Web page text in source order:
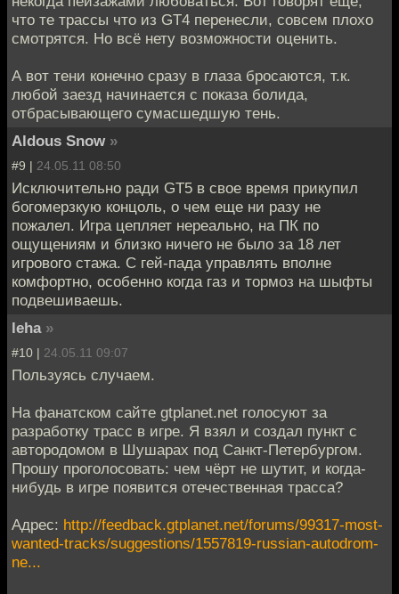
что те трассы что из GT4 перенесли, совсем плохо
смотрятся. Но всё нету возможности оценить.
А вот тени конечно сразу в глаза бросаются, т.к.
любой заезд начинается с показа болида,
отбрасывающего сумасшедшую тень.
Aldous Snow »
#9 | 24.05.11 08:50
Исключительно ради GT5 в свое время прикупил
богомерзкую концоль, о чем еще ни разу не
пожалел. Игра цепляет нереально, на ПК по
ощущениям и близко ничего не было за 18 лет
игрового стажа. С гей-пада управлять вполне
комфортно, особенно когда газ и тормоз на шыфты
подвешиваешь.
leha »
#10 | 24.05.11 09:07
Пользуясь случаем.
На фанатском сайте gtplanet.net голосуют за
разработку трасс в игре. Я взял и создал пункт с
автородомом в Шушарах под Санкт-Петербургом.
Прошу проголосовать: чем чёрт не шутит, и когда-
нибудь в игре появится отечественная трасса?
Адрес: http://feedback.gtplanet.net/forums/99317-most-
wanted-tracks/suggestions/1557819-russian-autodrom-
ne...